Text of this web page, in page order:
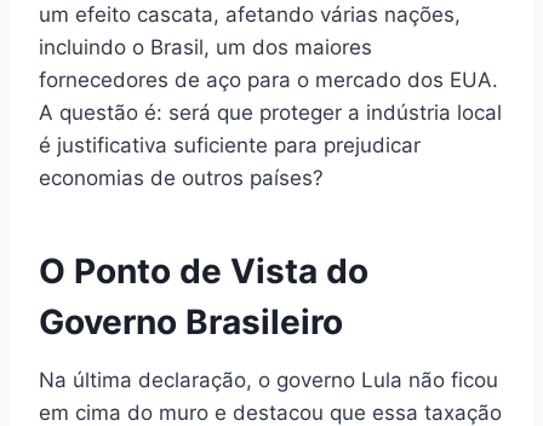
um efeito cascata, afetando várias nações,
incluindo o Brasil, um dos maiores
fornecedores de aço para o mercado dos EUA.
A questão é: será que proteger a indústria local
é justificativa suficiente para prejudicar
economias de outros países?
O Ponto de Vista do
Governo Brasileiro
Na última declaração, o governo Lula não ficou
em cima do muro e destacou que essa taxação